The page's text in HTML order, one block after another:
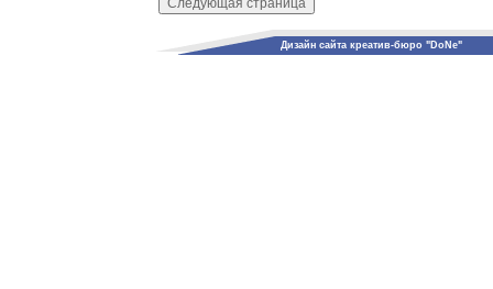
Дизайн сайта креатив-бюро "DoNe"